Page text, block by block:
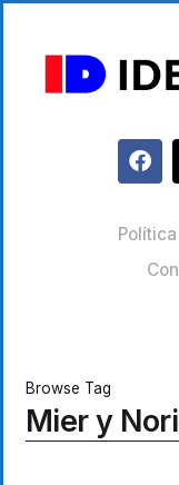
Política
Browse Tag
Mier y